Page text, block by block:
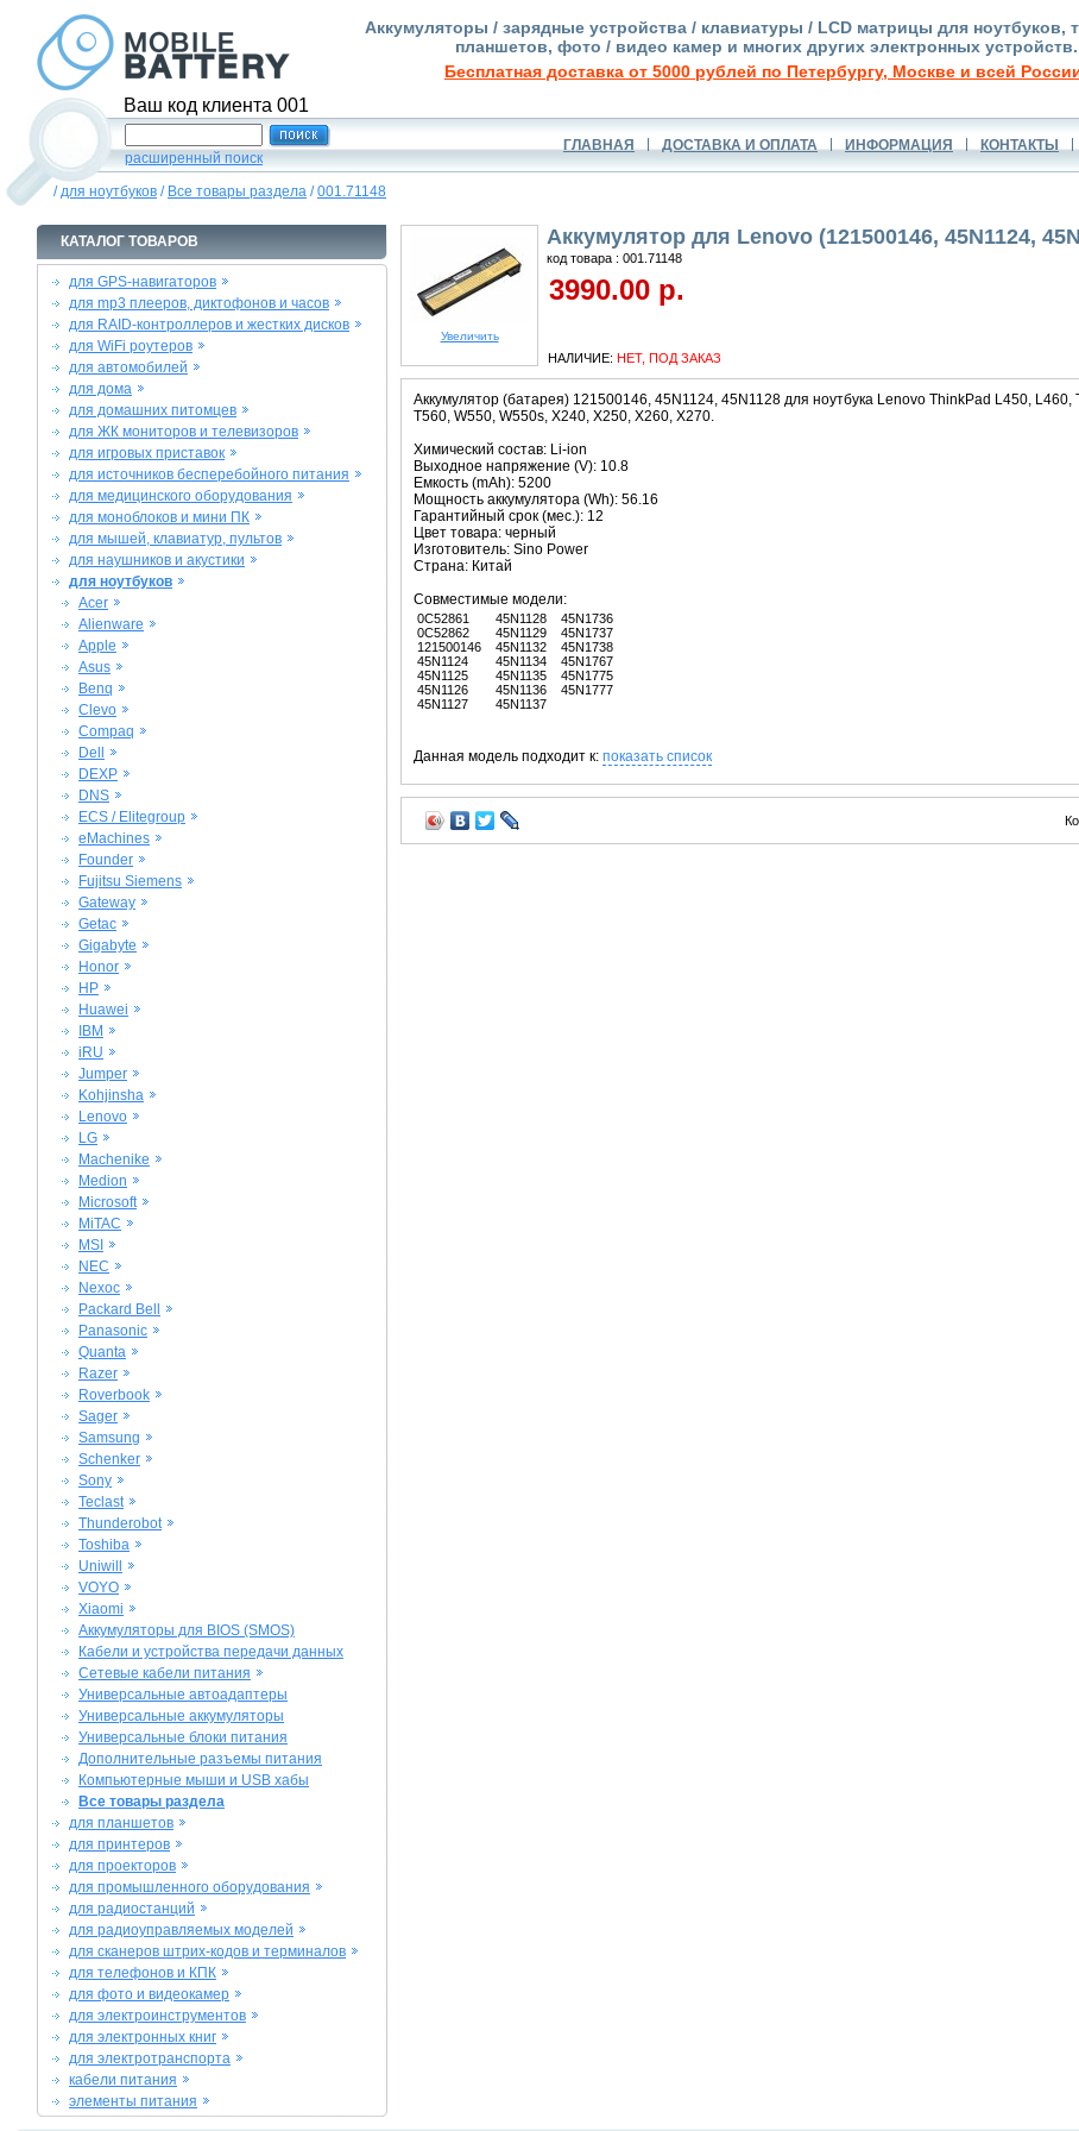
Ваш код клиента 001
Аккумуляторы / зарядные устройства / клавиатуры / LCD матрицы для ноутбуков,
планшетов, фото / видео камер и многих других электронных устройств.
Бесплатная доставка от 5000 рублей по Петербургу, Москве и всей
расширенный поиск
ГЛАВНАЯ ДОСТАВКА И ОПЛАТА ИНФОРМАЦИЯ КОНТАКТЫ
/для ноутбуков / Все товары раздела /001.71148
КАТАЛОГ ТОВАРОВ
для GPS-навигаторов
для mp3 плееров, диктофонов и часов
для RAID-контроллеров и жестких дисков
для WiFi роутеров
для автомобилей
для дома
для домашних питомцев
для ЖК мониторов и телевизоров
для игровых приставок
для источников бесперебойного питания
для медицинского оборудования
для моноблоков и мини ПК
для мышей, клавиатур, пультов
для наушников и акустики
для ноутбуков
Acer
Alienware
Apple
Asus
Benq
Clevo
Compaq
Dell
DEXP
DNS
ECS / Elitegroup
eMachines
Founder
Fujitsu Siemens
Gateway
Getac
Gigabyte
Honor
HP
Huawei
IBM
iRU
Jumper
Kohjinsha
Lenovo
LG
Machenike
Medion
Microsoft
MiTAC
MSI
NEC
Nexoc
Packard Bell
Panasonic
Quanta
Razer
Roverbook
Sager
Samsung
Schenker
Sony
Teclast
Thunderobot
Toshiba
Uniwill
VOYO
Xiaomi
Аккумуляторы для BIOS (SMOS)
Кабели и устройства передачи данных
Сетевые кабели питания
Универсальные автоадаптеры
Универсальные аккумуляторы
Универсальные блоки питания
Дополнительные разъемы питания
Компьютерные мыши и USB хабы
Все товары раздела
для планшетов
для принтеров
для проекторов
для промышленного оборудования
для радиостанций
для радиоуправляемых моделей
для сканеров штрих-кодов и терминалов
для телефонов и КПК
для фото и видеокамер
для электроинструментов
для электронных книг
для электротранспорта
кабели питания
элементы питания
Увеличить
Аккумулятор для Lenovo (121500146, 45N1124,
код товара : 001.71148
3990.00 р.
НАЛИЧИЕ: НЕТ, ПОД ЗАКАЗ
Аккумулятор (батарея) 121500146, 45N1124, 45N1128 для ноутбука Lenovo ThinkPad L450, L460,
T560, W550, W550s, X240, X250, X260, X270.
Химический состав: Li-ion
Выходное напряжение (V): 10.8
Емкость (mAh): 5200
Мощность аккумулятора (Wh): 56.16
Гарантийный срок (мес.): 12
Цвет товара: черный
Изготовитель: Sino Power
Страна: Китай
Совместимые модели:
0C52861
0C52862
121500146
45N1124
45N1125
45N1126
45N1127
45N1128
45N1129
45N1132
45N1134
45N1135
45N1136
45N1137
45N1736
45N1737
45N1738
45N1767
45N1775
45N1777
Данная модель подходит к: показать список